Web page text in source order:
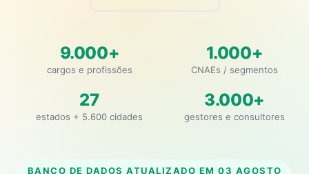
9.000+
cargos e profissões
1.000+
CNAEs / segmentos
27
estados + 5.600 cidades
3.000+
gestores e consultores
BANCO DE DADOS ATUALIZADO EM 03 AGOSTO